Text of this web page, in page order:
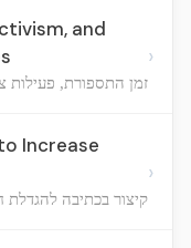
and
זמן התספורת, פעילות
›
Increase
קיצור בכתיבה להגדלת
›